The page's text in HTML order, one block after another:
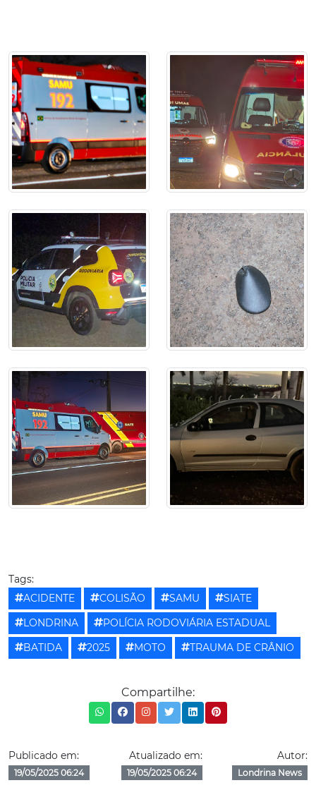
Tags:
ACIDENTE
COLISÃO SAMU
SIATE
LONDRINA
POLÍCIA RODOVIÁRIA ESTADUAL
BATIDA
2025 MOTO TRAUMA DE CRÂNIO
Compartilhe:
Publicado em:
19/05/2025 06:24
Atualizado em:
19/05/2025 06:24
Autor:
Londrina News